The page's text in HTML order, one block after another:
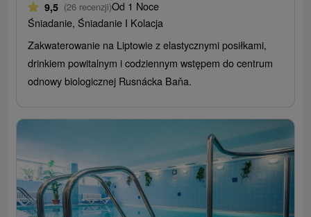
9,5 (26 recenzji)Od 1 Noce
Śniadanie, Śniadanie I Kolacja
Zakwaterowanie na Liptowie z elastycznymi posiłkami,
drinkiem powitalnym i codziennym wstępem do centrum
odnowy biologicznej Rusnácka Baňa.